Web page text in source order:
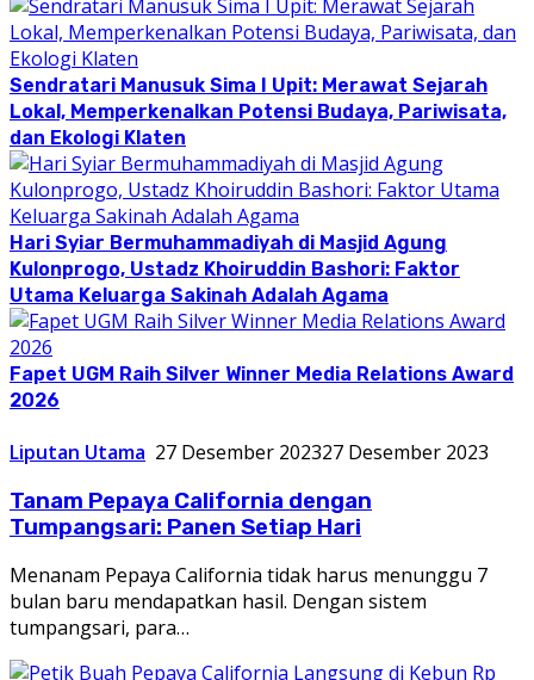
Sendratari Manusuk Sima I Upit: Merawat Sejarah
Lokal, Memperkenalkan Potensi Budaya, Pariwisata,
dan Ekologi Klaten
Hari Syiar Bermuhammadiyah di Masjid Agung
Kulonprogo, Ustadz Khoiruddin Bashori: Faktor
Utama Keluarga Sakinah Adalah Agama
Fapet UGM Raih Silver Winner Media Relations Award
2026
Liputan Utama 27 Desember 202327 Desember 2023
Tanam Pepaya California dengan
Tumpangsari: Panen Setiap Hari
Menanam Pepaya California tidak harus menunggu 7
bulan baru mendapatkan hasil. Dengan sistem
tumpangsari, para…